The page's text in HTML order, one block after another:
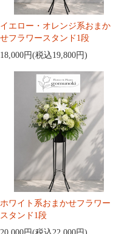
イエロー・オレンジ系おまか
せフラワースタンド1段
18,000円(税込19,800円)
ホワイト系おまかせフラワー
スタンド1段